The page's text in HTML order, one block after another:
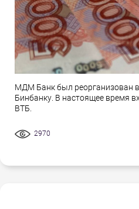
МДМ Банк был реорганизован
Бинбанку. В настоящее время
ВТБ.
2970